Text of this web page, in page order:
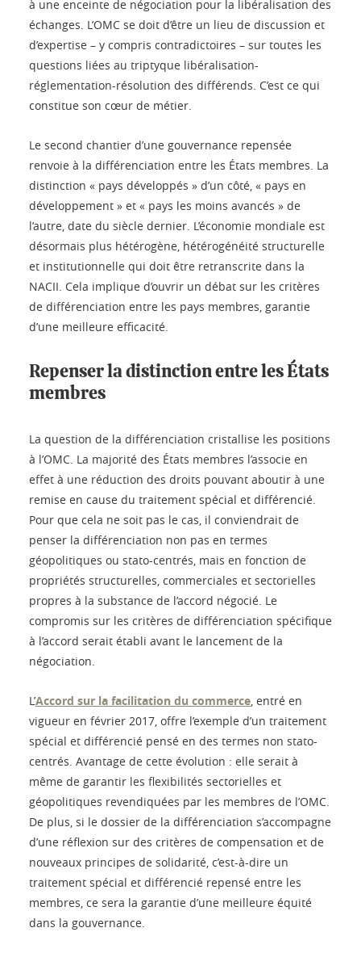
à une enceinte de négociation pour la libéralisation des
échanges. L’OMC se doit d’être un lieu de discussion et
d’expertise – y compris contradictoires – sur toutes les
questions liées au triptyque libéralisation-
réglementation-résolution des différends. C’est ce qui
constitue son cœur de métier.
Le second chantier d’une gouvernance repensée
renvoie à la différenciation entre les États membres. La
distinction « pays développés » d’un côté, « pays en
développement » et « pays les moins avancés » de
l’autre, date du siècle dernier. L’économie mondiale est
désormais plus hétérogène, hétérogénéité structurelle
et institutionnelle qui doit être retranscrite dans la
NACII. Cela implique d’ouvrir un débat sur les critères
de différenciation entre les pays membres, garantie
d’une meilleure efficacité.
Repenser la distinction entre les États
membres
La question de la différenciation cristallise les positions
à l’OMC. La majorité des États membres l’associe en
effet à une réduction des droits pouvant aboutir à une
remise en cause du traitement spécial et différencié.
Pour que cela ne soit pas le cas, il conviendrait de
penser la différenciation non pas en termes
géopolitiques ou stato-centrés, mais en fonction de
propriétés structurelles, commerciales et sectorielles
propres à la substance de l’accord négocié. Le
compromis sur les critères de différenciation spécifique
à l’accord serait établi avant le lancement de la
négociation.
L’Accord sur la facilitation du commerce, entré en
vigueur en février 2017, offre l’exemple d’un traitement
spécial et différencié pensé en des termes non stato-
centrés. Avantage de cette évolution : elle serait à
même de garantir les flexibilités sectorielles et
géopolitiques revendiquées par les membres de l’OMC.
De plus, si le dossier de la différenciation s’accompagne
d’une réflexion sur des critères de compensation et de
nouveaux principes de solidarité, c’est-à-dire un
traitement spécial et différencié repensé entre les
membres, ce sera la garantie d’une meilleure équité
dans la gouvernance.